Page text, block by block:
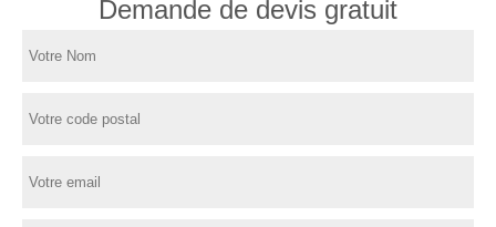
Demande de devis gratuit